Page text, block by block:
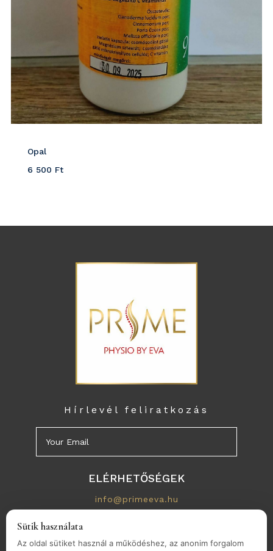
Opal
6 500 Ft
Hírlevél feliratkozás
ELÉRHETŐSÉGEK
info@primeeva.hu
1113 Budapest. Vincellér utca 39/A
Sütik használata
Az oldal sütiket használ a működéshez, az anonim forgalom